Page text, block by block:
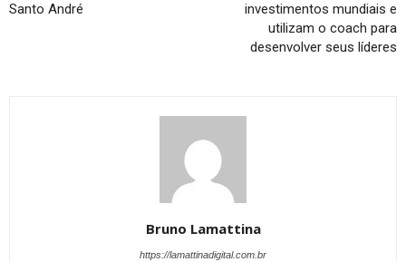
Santo André
investimentos mundiais e
utilizam o coach para
desenvolver seus líderes
Bruno Lamattina
https://lamattinadigital.com.br